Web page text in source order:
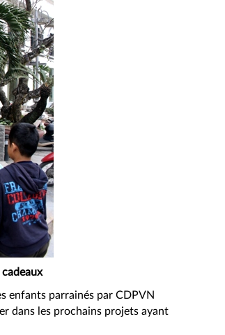
enfants parrainés par CDPVN
dans les prochains projets ayant